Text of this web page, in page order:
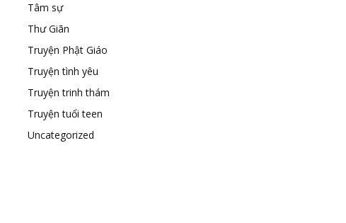
Tâm sự
Thư Giãn
Truyện Phật Giáo
Truyện tình yêu
Truyện trinh thám
Truyện tuổi teen
Uncategorized